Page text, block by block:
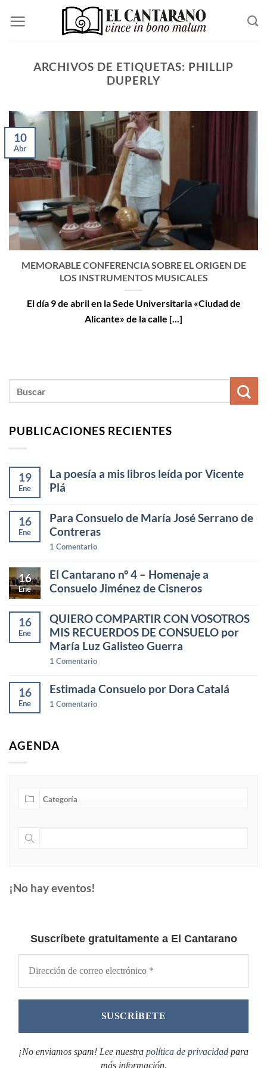
contenido
ARCHIVOS DE ETIQUETAS: PHILLIP
DUPERLY
MEMORABLE CONFERENCIA SOBRE EL ORIGEN DE
LOS INSTRUMENTOS MUSICALES
El día 9 de abril en la Sede Universitaria «Ciudad de
Alicante» de la calle [...]
10
Abr
PUBLICACIONES RECIENTES
19
Ene
La poesía a mis libros leída por Vicente
Plá
16
Ene
Para Consuelo de María José Serrano de
Contreras
1 Comentario
16
Ene
El Cantarano nº 4 – Homenaje a
Consuelo Jiménez de Cisneros
16
Ene
QUIERO COMPARTIR CON VOSOTROS
MIS RECUERDOS DE CONSUELO por
María Luz Galisteo Guerra
1 Comentario
16
Ene
Estimada Consuelo por Dora Catalá
1 Comentario
AGENDA
¡No hay eventos!
Suscríbete gratuitamente a El Cantarano
¡No enviamos spam! Lee nuestra política de privacidad para
más información.